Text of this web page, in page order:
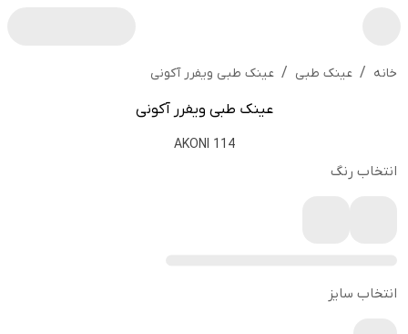
خانه / عینک طبی / عینک طبی ویفرر آکونی
عینک طبی ویفرر آکونی
AKONI 114
انتخاب رنگ
انتخاب سایز